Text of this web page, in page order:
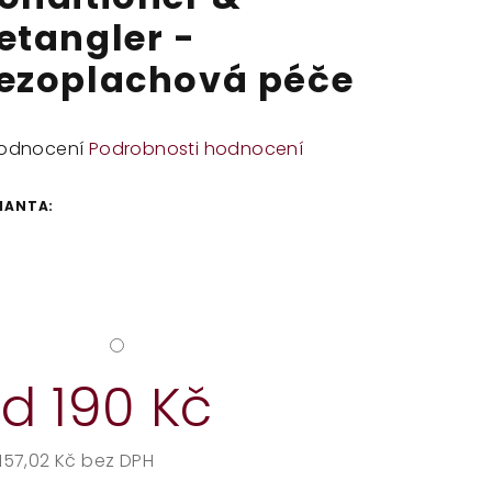
-
péče
Podrobnosti hodnocení
190 Kč
Kč bez DPH